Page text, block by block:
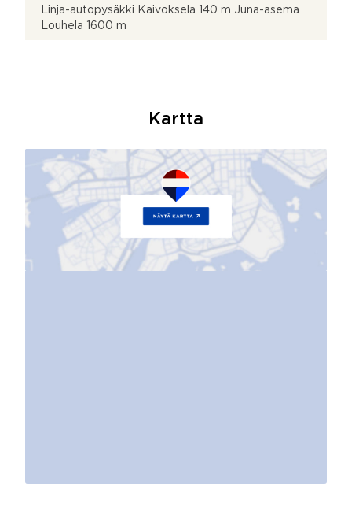
Linja-autopysäkki Kaivoksela 140 m Juna-asema
Louhela 1600 m
Kartta